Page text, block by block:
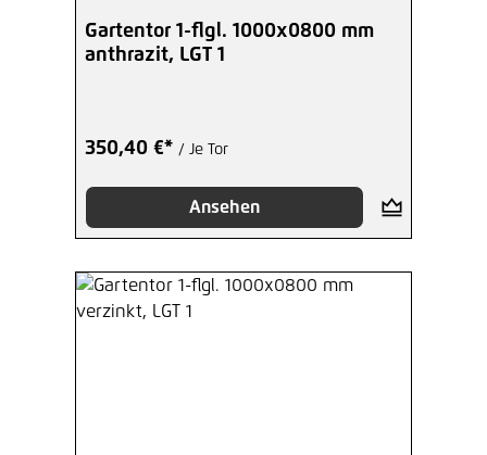
Gartentor 1-flgl. 1000x0800 mm
anthrazit, LGT 1
350,40 €* / Je Tor
Ansehen